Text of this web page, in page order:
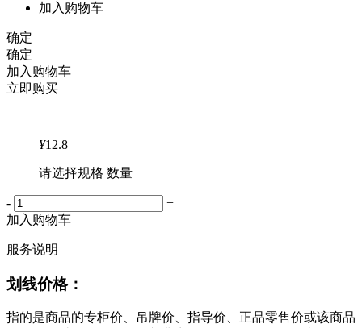
加入购物车
确定
确定
加入购物车
立即购买
¥12.8
请选择规格 数量
-
+
加入购物车
服务说明
划线价格：
指的是商品的专柜价、吊牌价、指导价、正品零售价或该商品